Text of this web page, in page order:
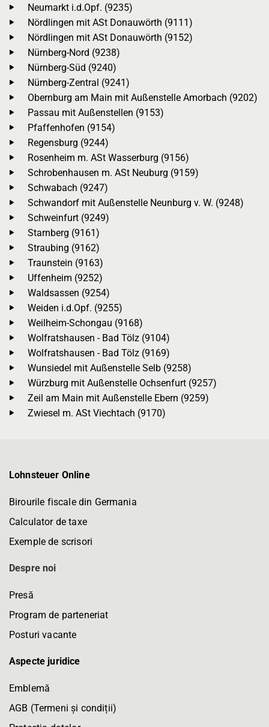
Neumarkt i.d.Opf. (9235)
Nördlingen mit ASt Donauwörth (9111)
Nördlingen mit ASt Donauwörth (9152)
Nürnberg-Nord (9238)
Nürnberg-Süd (9240)
Nürnberg-Zentral (9241)
Obernburg am Main mit Außenstelle Amorbach (9202)
Passau mit Außenstellen (9153)
Pfaffenhofen (9154)
Regensburg (9244)
Rosenheim m. ASt Wasserburg (9156)
Schrobenhausen m. ASt Neuburg (9159)
Schwabach (9247)
Schwandorf mit Außenstelle Neunburg v. W. (9248)
Schweinfurt (9249)
Starnberg (9161)
Straubing (9162)
Traunstein (9163)
Uffenheim (9252)
Waldsassen (9254)
Weiden i.d.Opf. (9255)
Weilheim-Schongau (9168)
Wolfratshausen - Bad Tölz (9104)
Wolfratshausen - Bad Tölz (9169)
Wunsiedel mit Außenstelle Selb (9258)
Würzburg mit Außenstelle Ochsenfurt (9257)
Zeil am Main mit Außenstelle Ebern (9259)
Zwiesel m. ASt Viechtach (9170)
Lohnsteuer Online
Birourile fiscale din Germania
Calculator de taxe
Exemple de scrisori
Despre noi
Presă
Program de parteneriat
Posturi vacante
Aspecte juridice
Emblemă
AGB (Termeni și condiții)